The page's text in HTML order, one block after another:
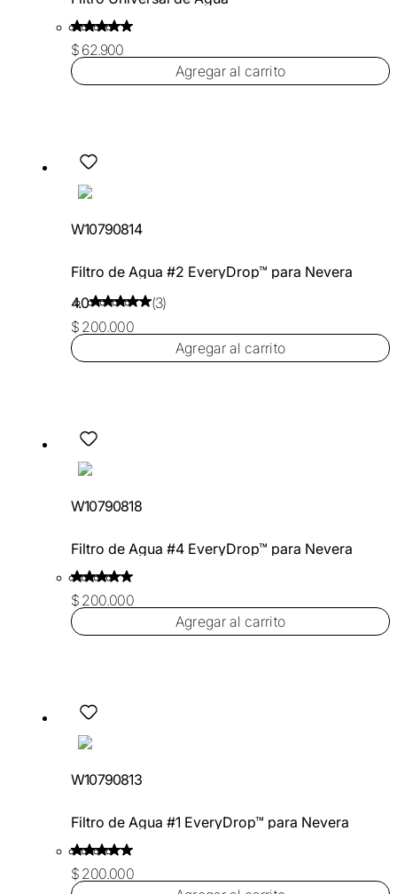
$ 62.900
Agregar al carrito
W10790814
Filtro de Agua #2 EveryDrop™ para Nevera
4.0
(3)
$ 200.000
Agregar al carrito
W10790818
Filtro de Agua #4 EveryDrop™ para Nevera
$ 200.000
Agregar al carrito
W10790813
Filtro de Agua #1 EveryDrop™ para Nevera
$ 200.000